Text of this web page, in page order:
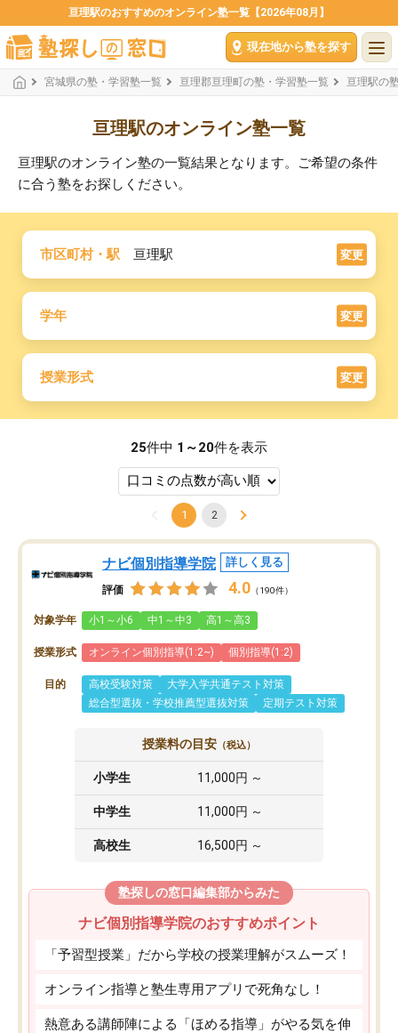
亘理駅のおすすめのオンライン塾一覧【2026年08月】
現在地から塾を探す
宮城県の塾・学習塾一覧 亘理郡亘理町の塾・学習塾一覧 亘理駅の
亘理駅のオンライン塾一覧
亘理駅のオンライン塾の一覧結果となります。ご希望の条件
に合う塾をお探しください。
市区町村・駅 亘理駅 変更
学年 変更
授業形式 変更
25件中 1～20件を表示
1 2
ナビ個別指導学院 詳しく見る
評価 4.0 （190件）
対象学年 小1～小6 中1～中3 高1～高3
授業形式 オンライン個別指導(1:2~) 個別指導(1:2)
目的 高校受験対策
大学入学共通テスト対策
総合型選抜・学校推薦型選抜対策
定期テスト対策
授業料の目安 （税込）
小学生 11,000円 ～
中学生 11,000円 ～
高校生 16,500円 ～
塾探しの窓口編集部からみた
ナビ個別指導学院のおすすめポイント
「予習型授業」だから学校の授業理解がスムーズ！
オンライン指導と塾生専用アプリで死角なし！
熱意ある講師陣による「ほめる指導」がやる気を伸